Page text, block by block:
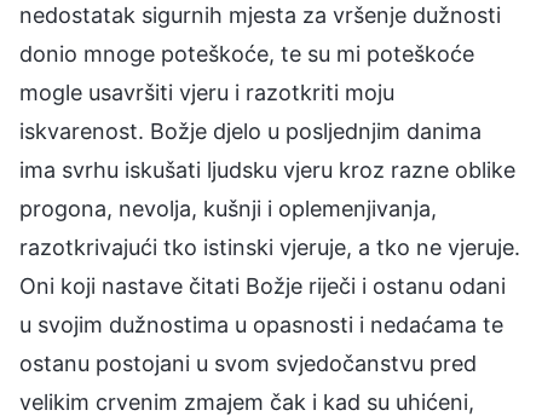
nedostatak sigurnih mjesta za vršenje dužnosti
donio mnoge poteškoće, te su mi poteškoće
mogle usavršiti vjeru i razotkriti moju
iskvarenost. Božje djelo u posljednjim danima
ima svrhu iskušati ljudsku vjeru kroz razne oblike
progona, nevolja, kušnji i oplemenjivanja,
razotkrivajući tko istinski vjeruje, a tko ne vjeruje.
Oni koji nastave čitati Božje riječi i ostanu odani
u svojim dužnostima u opasnosti i nedaćama te
ostanu postojani u svom svjedočanstvu pred
velikim crvenim zmajem čak i kad su uhićeni,